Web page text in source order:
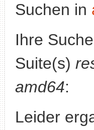
Suchen in
Ihre
Suite(s)
amd64:
Leider